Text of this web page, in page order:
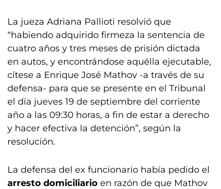
La jueza Adriana Pallioti resolvió que
“habiendo adquirido firmeza la sentencia de
cuatro años y tres meses de prisión dictada
en autos, y encontrándose aquélla ejecutable,
cítese a Enrique José Mathov -a través de su
defensa- para que se presente en el Tribunal
el día jueves 19 de septiembre del corriente
año a las 09:30 horas, a fin de estar a derecho
y hacer efectiva la detención”, según la
resolución.
La defensa del ex funcionario había pedido el
arresto domiciliario en razón de que Mathov